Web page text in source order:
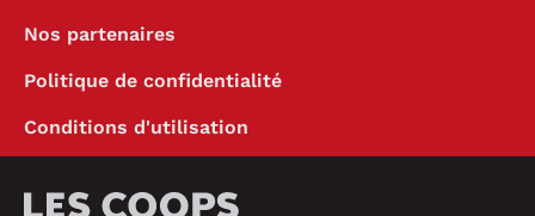
Nos partenaires
Politique de confidentialité
Conditions d'utilisation